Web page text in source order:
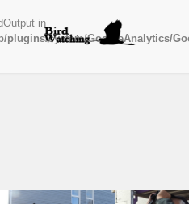
in
plugins/system/GoogleAnalytics/